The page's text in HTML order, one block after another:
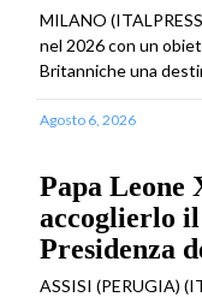
MILANO
nel 2026 con un
Britanniche una
Agosto 6, 2026
Papa Leone
accoglierlo
Presidenza
ASSISI (PERUGIA)